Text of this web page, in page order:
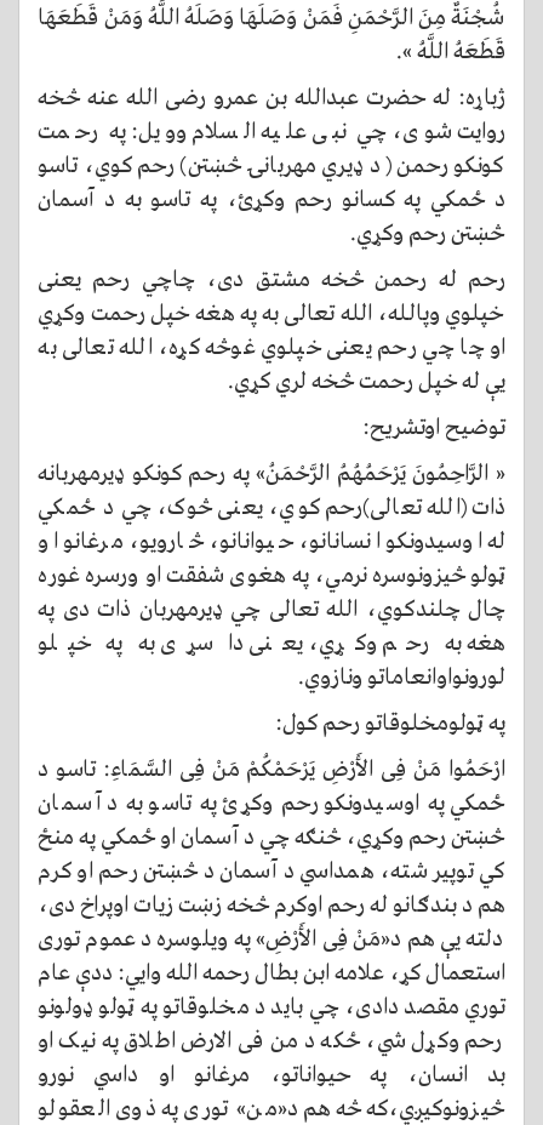
شُجْنَةٌ مِنَ الرَّحْمَنِ فَمَنْ وَصَلَهَا وَصَلَهُ اللَّهُ وَمَنْ قَطَعَهَا
قَطَعَهُ اللَّهُ ».
ژباړه: له حضرت عبدالله بن عمرو رضی الله عنه څخه
روایت شوی، چي نبی علیه السلام وویل: په رحمت
کونکو رحمن ( د ډيري مهربانۍ څښتن) رحم کوي، تاسو
د ځمکي په کسانو رحم وکړئ، په تاسو به د آسمان
څښتن رحم وکړي.
رحم له رحمن څخه مشتق دی، چاچي رحم يعنی
خپلوي وپالـله، الله تعالی به په هغه خپل رحمت وکړي
او چا چي رحم يعنی خپلوي غوڅه کړه، الله تعالی به
یې له خپل رحمت څخه لري کړي.
توضيح اوتشريح:
« الرَّاحِمُونَ يَرْحَمُهُمُ الرَّحْمَنُ» په رحم کونکو ډیرمهربانه
ذات (الله تعالی)رحم کوي، يعنی څوک، چي د ځمکي
له اوسيدونکو انسانانو، حيوانانو، څارويو، مرغانو او
ټولو څیزونوسره نرمي، په هغوی شفقت او ورسره غوره
چال چلندکوي، الله تعالی چي ډیرمهربان ذات دی په
هغه به رحم وکړي، يعنی دا سړی به په خپلو
لورونواوانعاماتو ونازوي.
په ټولومخلوقاتو رحم کول:
ارْحَمُوا مَنْ فِى الأَرْضِ يَرْحَمْكُمْ مَنْ فِى السَّمَاءِ: تاسو د
ځمکي په اوسيدونکو رحم وکړئ په تاسو به د آسمان
څښتن رحم وکړي، څنګه چي د آسمان او ځمکي په منځ
کي توپیر شته، همداسي د آسمان د څښتن رحم او کرم
هم د بندګانو له رحم اوکرم څخه زښت زيات اوپراخ دی،
دلته یې هم د«مَنْ فِى الأَرْضِ» په ویلوسره د عموم توری
استعمال کړ، علامه ابن بطال رحمه الله وايي: ددې عام
توري مقصد دادی، چي بايد د مخلوقاتو په ټولو ډولونو
رحم وکړل شي، ځکه د من فی الارض اطلاق په نيک او
بد انسان، په حيواناتو، مرغانو او داسي نورو
څیزونوکيږي،که څه هم د«من» توری په ذوی العقولو